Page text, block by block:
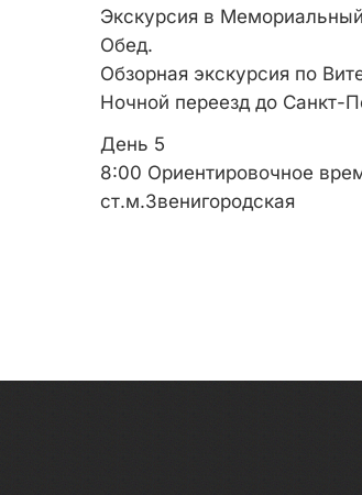
Экскурсия в
Обед.
Обзорная экскурсия по
Ночной переезд до Санкт-
День 5
8:00 Ориентировочное
ст.м.Звенигородская